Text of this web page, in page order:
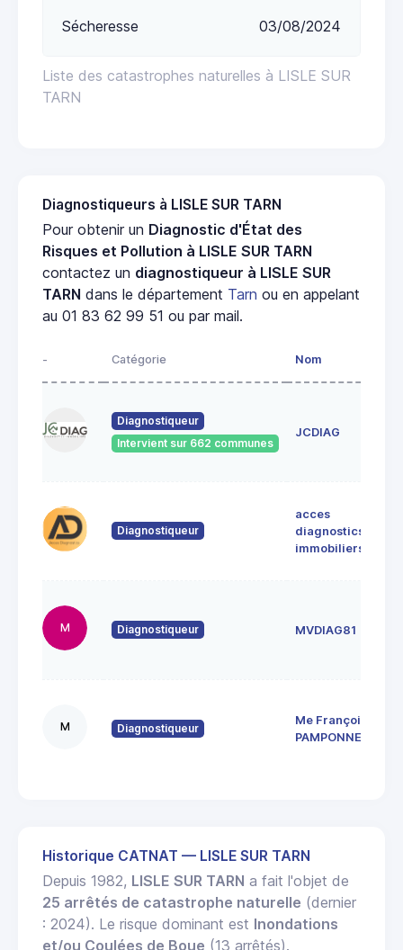
Liste des catastrophes naturelles à LISLE SUR
TARN
Sécheresse 03/08/2024
Diagnostiqueurs à LISLE SUR TARN
Pour obtenir un Diagnostic d'État des
Risques et Pollution à LISLE SUR TARN
contactez un diagnostiqueur à LISLE SUR
TARN dans le département Tarn ou en appelant
au 01 83 62 99 51 ou par mail.
- Catégorie Nom
Diagnostiqueur
Intervient sur 662 communes
JCDIAG
Diagnostiqueur
acces
diagnostics
immobiliers
M Diagnostiqueur MVDIAG81
M Diagnostiqueur
Me François
PAMPONNEAU
Historique CATNAT — LISLE SUR TARN
Depuis 1982, LISLE SUR TARN a fait l'objet de
25 arrêtés de catastrophe naturelle (dernier
: 2024). Le risque dominant est Inondations
et/ou Coulées de Boue (13 arrêtés).